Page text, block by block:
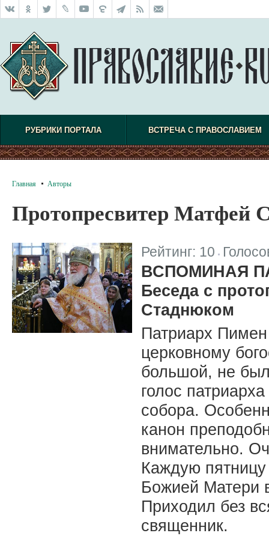
РУБРИКИ ПОРТАЛА ВСТРЕЧА С ПРАВОСЛАВИЕМ
Главная Авторы
Протопресвитер Матфей
Рейтинг: 10
ВСПОМИНАЯ
Беседа с
Стаднюком
Патриарх
церковному
большой, не
голос
собора.
канон
внимательно.
Каждую
Божией Матери
Приходил без
священник.